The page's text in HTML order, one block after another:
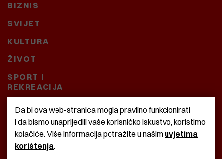
BIZNIS
SVIJET
KULTURA
ŽIVOT
SPORT I
REKREACIJA
CRNA KRONIKA
BAŠTARDINI I PRAVI
KRASNA ZEMLJA
Da bi ova web-stranica mogla pravilno funkcionirati
i da bismo unaprijedili vaše korisničko iskustvo, koristimo
kolačiće. Više informacija potražite u našim uvjetima
korištenja.